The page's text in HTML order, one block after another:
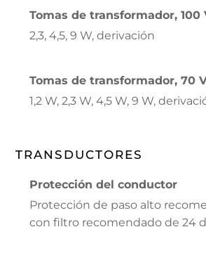
Tomas de transformador, 100
2,3, 4,5, 9 W, derivación
Tomas de transformador, 70
1,2 W, 2,3 W, 4,5 W, 9 W,
TRANSDUCTORES
Protección del conductor
Protección de paso alto
con filtro recomendado de 24